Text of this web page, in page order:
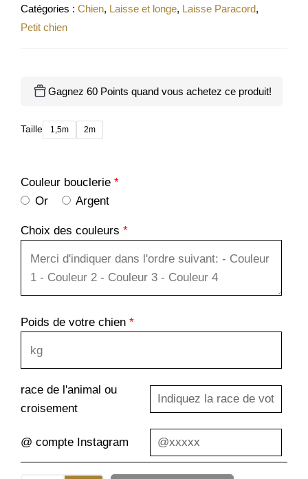
Catégories : Chien, Laisse et longe, Laisse Paracord,
Petit chien
Gagnez 60 Points quand vous achetez ce produit!
Taille 1,5m 2m
Couleur bouclerie *
Or
Argent
Choix des couleurs *
Poids de votre chien *
race de l'animal ou
croisement
@ compte Instagram